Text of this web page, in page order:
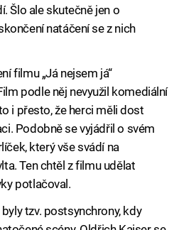
Šlo ale skutečně jen o
natáčení se z nich
filmu „Já nejsem já“
podle něj nevyužil komediální
i přesto, že herci měli dost
Podobně se vyjádřil o svém
který vše svádí na
Ten chtěl z filmu udělat
potlačoval.
tzv. postsynchrony, kdy